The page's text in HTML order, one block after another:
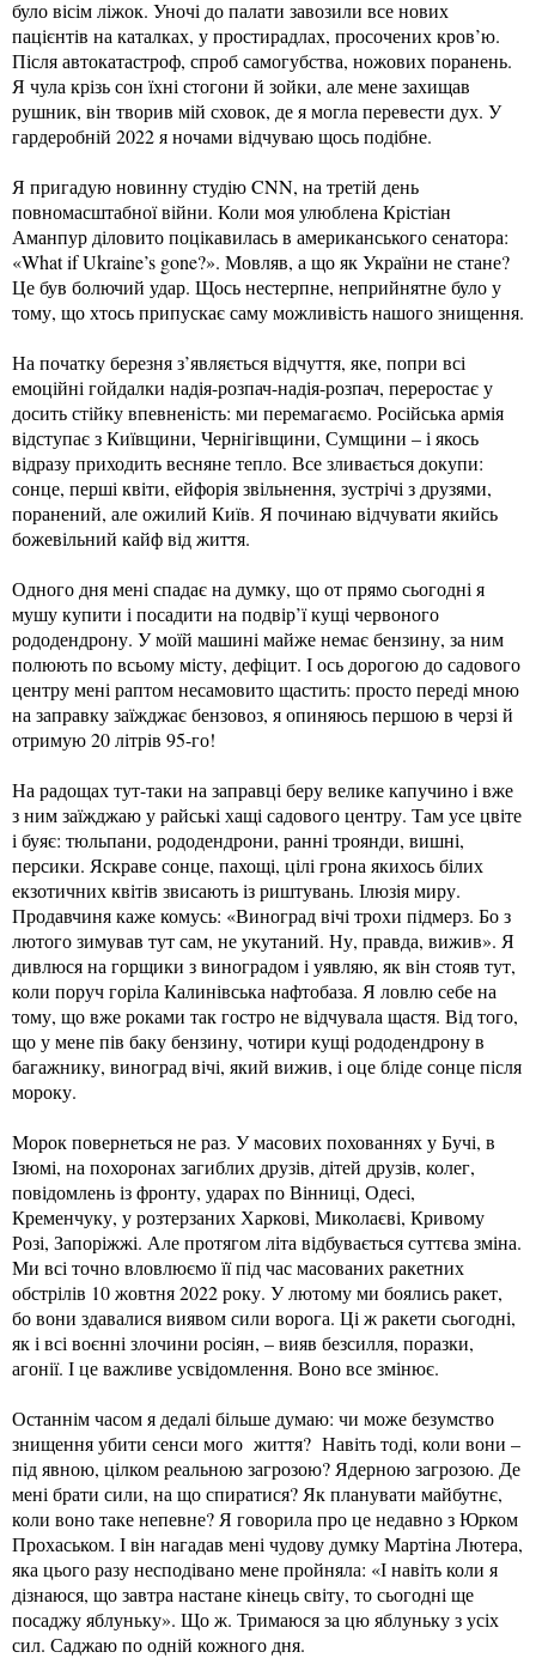
було вісім ліжок. Уночі до палати завозили все нових
пацієнтів на каталках, у простирадлах, просочених кров’ю.
Після автокатастроф, спроб самогубства, ножових поранень.
Я чула крізь сон їхні стогони й зойки, але мене захищав
рушник, він творив мій сховок, де я могла перевести дух. У
гардеробній 2022 я ночами відчуваю щось подібне.
Я пригадую новинну студію CNN, на третій день
повномасштабної війни. Коли моя улюблена Крістіан
Аманпур діловито поцікавилась в американського сенатора:
«What if Ukraine’s gone?». Мовляв, а що як України не стане?
Це був болючий удар. Щось нестерпне, неприйнятне було у
тому, що хтось припускає саму можливість нашого знищення.
На початку березня з’являється відчуття, яке, попри всі
емоційні гойдалки надія-розпач-надія-розпач, переростає у
досить стійку впевненість: ми перемагаємо. Російська армія
відступає з Київщини, Чернігівщини, Сумщини – і якось
відразу приходить весняне тепло. Все зливається докупи:
сонце, перші квіти, ейфорія звільнення, зустрічі з друзями,
поранений, але ожилий Київ. Я починаю відчувати якийсь
божевільний кайф від життя.
Одного дня мені спадає на думку, що от прямо сьогодні я
мушу купити і посадити на подвір’ї кущі червоного
рододендрону. У моїй машині майже немає бензину, за ним
полюють по всьому місту, дефіцит. І ось дорогою до садового
центру мені раптом несамовито щастить: просто переді мною
на заправку заїжджає бензовоз, я опиняюсь першою в черзі й
отримую 20 літрів 95-го!
На радощах тут-таки на заправці беру велике капучино і вже
з ним заїжджаю у райські хащі садового центру. Там усе цвіте
і буяє: тюльпани, рододендрони, ранні троянди, вишні,
персики. Яскраве сонце, пахощі, цілі грона якихось білих
екзотичних квітів звисають із риштувань. Ілюзія миру.
Продавчиня каже комусь: «Виноград вічі трохи підмерз. Бо з
лютого зимував тут сам, не укутаний. Ну, правда, вижив». Я
дивлюся на горщики з виноградом і уявляю, як він стояв тут,
коли поруч горіла Калинівська нафтобаза. Я ловлю себе на
тому, що вже роками так гостро не відчувала щастя. Від того,
що у мене пів баку бензину, чотири кущі рододендрону в
багажнику, виноград вічі, який вижив, і оце бліде сонце після
мороку.
Морок повернеться не раз. У масових похованнях у Бучі, в
Ізюмі, на похоронах загиблих друзів, дітей друзів, колег,
повідомлень із фронту, ударах по Вінниці, Одесі,
Кременчуку, у розтерзаних Харкові, Миколаєві, Кривому
Розі, Запоріжжі. Але протягом літа відбувається суттєва зміна.
Ми всі точно вловлюємо її під час масованих ракетних
обстрілів 10 жовтня 2022 року. У лютому ми боялись ракет,
бо вони здавалися виявом сили ворога. Ці ж ракети сьогодні,
як і всі воєнні злочини росіян, – вияв безсилля, поразки,
агонії. І це важливе усвідомлення. Воно все змінює.
Останнім часом я дедалі більше думаю: чи може безумство
знищення убити сенси мого життя? Навіть тоді, коли вони –
під явною, цілком реальною загрозою? Ядерною загрозою. Де
мені брати сили, на що спиратися? Як планувати майбутнє,
коли воно таке непевне? Я говорила про це недавно з Юрком
Прохаськом. І він нагадав мені чудову думку Мартіна Лютера,
яка цього разу несподівано мене пройняла: «І навіть коли я
дізнаюся, що завтра настане кінець світу, то сьогодні ще
посаджу яблуньку». Що ж. Тримаюся за цю яблуньку з усіх
сил. Саджаю по одній кожного дня.